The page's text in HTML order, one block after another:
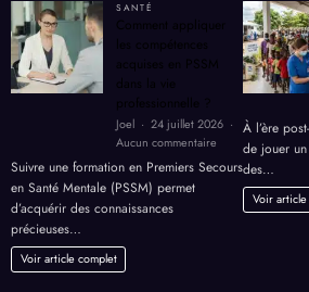
SANTÉ
Comment appliquer
les compétences
acquises en PSSM
dans la vie
professionnelle ?
Joel
24 juillet 2026
Aucun commentaire
Comment
appliquer
compétences
Suivre une formation en Premiers Secours
en Santé Mentale (PSSM) permet
d’acquérir des connaissances
précieuses…
Voir article complet
À l’ère
de jouer
des…
Voir